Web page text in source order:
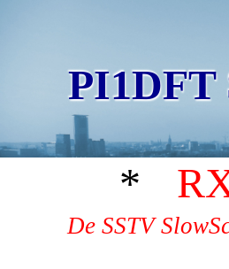
PI1DFT
*
De SSTV